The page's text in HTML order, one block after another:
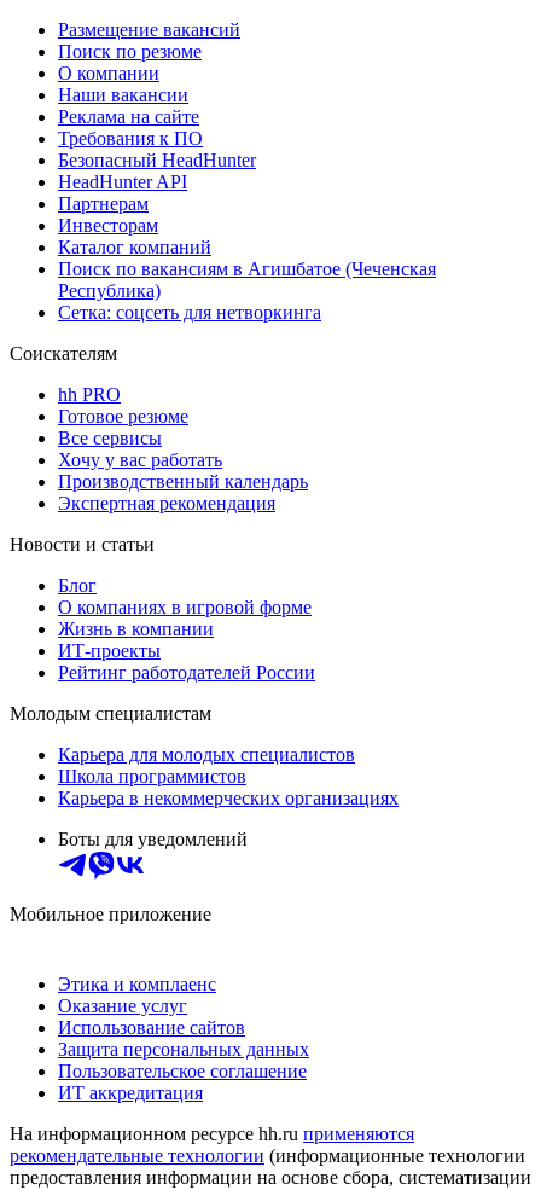
Размещение вакансий
Поиск по резюме
О компании
Наши вакансии
Реклама на сайте
Требования к ПО
Безопасный HeadHunter
HeadHunter API
Партнерам
Инвесторам
Каталог компаний
Поиск по вакансиям в Агишбатое (Чеченская
Республика)
Сетка: соцсеть для нетворкинга
Соискателям
hh PRO
Готовое резюме
Все сервисы
Хочу у вас работать
Производственный календарь
Экспертная рекомендация
Новости и статьи
Блог
О компаниях в игровой форме
Жизнь в компании
ИТ-проекты
Рейтинг работодателей России
Молодым специалистам
Карьера для молодых специалистов
Школа программистов
Карьера в некоммерческих организациях
Боты для уведомлений
Мобильное приложение
Этика и комплаенс
Оказание услуг
Использование сайтов
Защита персональных данных
Пользовательское соглашение
ИТ аккредитация
На информационном ресурсе hh.ru применяются
рекомендательные технологии (информационные технологии
предоставления информации на основе сбора, систематизации